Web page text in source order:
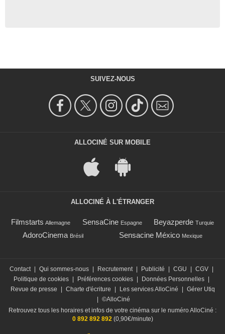
SUIVEZ-NOUS
ALLOCINÉ SUR MOBILE
ALLOCINÉ À L'ÉTRANGER
Filmstarts Allemagne SensaCine Espagne Beyazperde Turquie
AdoroCinema Brésil Sensacine México Mexique
Contact Qui sommes-nous Recrutement Publicité CGU CGV
Politique de cookies
Préférences cookies Données Personnelles
Revue de presse
Charte d'écriture Les services AlloCiné
Gérer Utiq
©AlloCiné
Retrouvez tous les horaires et infos de votre cinéma sur le numéro AlloCiné :
0 892 892 892(0,90€/minute)